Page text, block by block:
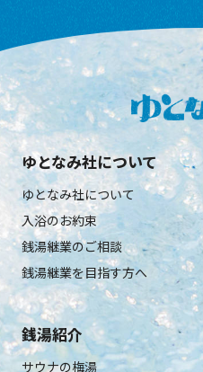
ゆとなみ社について
ゆとなみ社について
入浴のお約束
銭湯継業のご相談
銭湯継業を目指す方へ
銭湯紹介
サウナの梅湯